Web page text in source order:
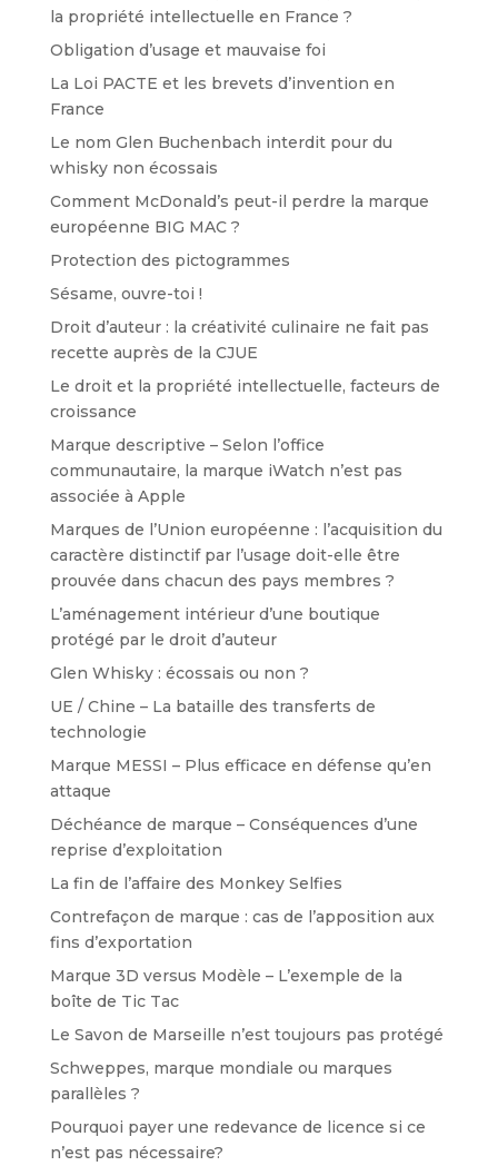
la propriété intellectuelle en France ?
Obligation d’usage et mauvaise foi
La Loi PACTE et les brevets d’invention en
France
Le nom Glen Buchenbach interdit pour du
whisky non écossais
Comment McDonald’s peut-il perdre la marque
européenne BIG MAC ?
Protection des pictogrammes
Sésame, ouvre-toi !
Droit d’auteur : la créativité culinaire ne fait pas
recette auprès de la CJUE
Le droit et la propriété intellectuelle, facteurs de
croissance
Marque descriptive – Selon l’office
communautaire, la marque iWatch n’est pas
associée à Apple
Marques de l’Union européenne : l’acquisition du
caractère distinctif par l’usage doit-elle être
prouvée dans chacun des pays membres ?
L’aménagement intérieur d’une boutique
protégé par le droit d’auteur
Glen Whisky : écossais ou non ?
UE / Chine – La bataille des transferts de
technologie
Marque MESSI – Plus efficace en défense qu’en
attaque
Déchéance de marque – Conséquences d’une
reprise d’exploitation
La fin de l’affaire des Monkey Selfies
Contrefaçon de marque : cas de l’apposition aux
fins d’exportation
Marque 3D versus Modèle – L’exemple de la
boîte de Tic Tac
Le Savon de Marseille n’est toujours pas protégé
Schweppes, marque mondiale ou marques
parallèles ?
Pourquoi payer une redevance de licence si ce
n’est pas nécessaire?